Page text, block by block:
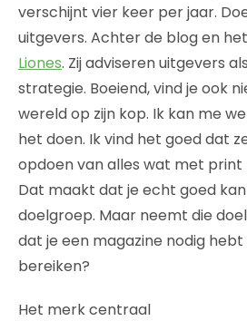
verschijnt vier keer per jaar.
uitgevers. Achter de blog en
Liones. Zij adviseren uitgevers
strategie. Boeiend, vind je ook
wereld op zijn kop. Ik kan me
het doen. Ik vind het goed dat
opdoen van alles wat met
Dat maakt dat je echt goed
doelgroep. Maar neemt die
dat je een magazine nodig
bereiken?
Het merk centraal